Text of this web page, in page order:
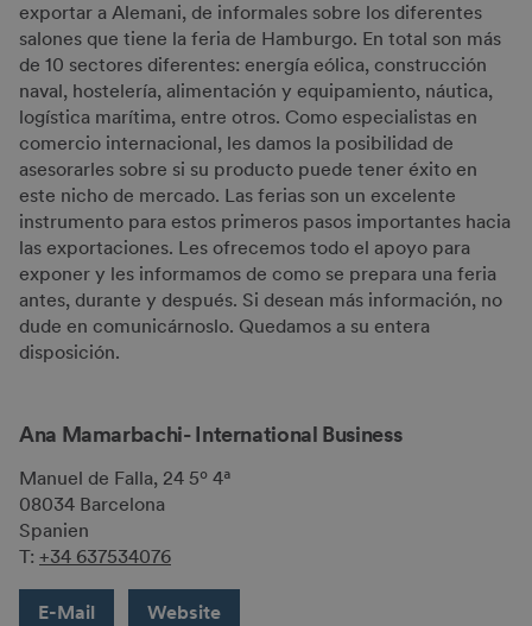
exportar a Alemani, de informales sobre los diferentes
salones que tiene la feria de Hamburgo. En total son más
de 10 sectores diferentes: energía eólica, construcción
naval, hostelería, alimentación y equipamiento, náutica,
logística marítima, entre otros. Como especialistas en
comercio internacional, les damos la posibilidad de
asesorarles sobre si su producto puede tener éxito en
este nicho de mercado. Las ferias son un excelente
instrumento para estos primeros pasos importantes hacia
las exportaciones. Les ofrecemos todo el apoyo para
exponer y les informamos de como se prepara una feria
antes, durante y después. Si desean más información, no
dude en comunicárnoslo. Quedamos a su entera
disposición.
Ana Mamarbachi- International Business
Manuel de Falla, 24 5º 4ª
08034 Barcelona
Spanien
T: +34 637534076
E-Mail Website